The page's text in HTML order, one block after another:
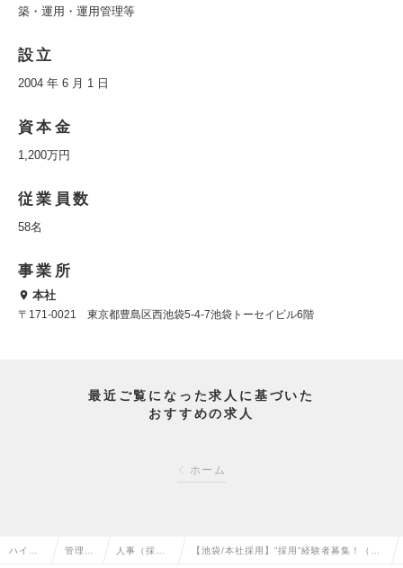
築・運用・運用管理等
設立
2004 年 6 月 1 日
資本金
1,200万円
従業員数
58名
事業所
本社
〒171-0021 東京都豊島区西池袋5-4-7池袋トーセイビル6階
最近ご覧になった求人に基づいた
おすすめの求人
ホーム
ハイク 管理部 人事（採 【池袋/本社採用】”採用”経験者募集！（Ｉ